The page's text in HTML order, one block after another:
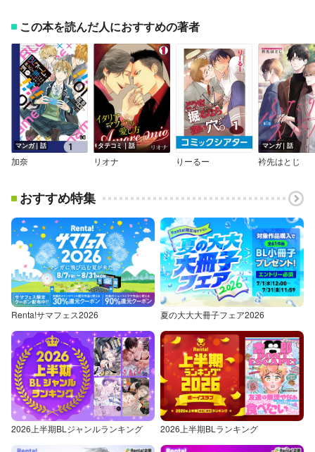
この本を読んだ人におすすめの著者
マンガ｜話
加奈
タテコミ｜話
リオナ りーるー
マンガ｜話
衿先はとじ
おすすめ特集
Renta!サマフェス2026 夏の大大大冊子フェア2026
2026上半期BLジャンルランキング 2026上半期BLランキング